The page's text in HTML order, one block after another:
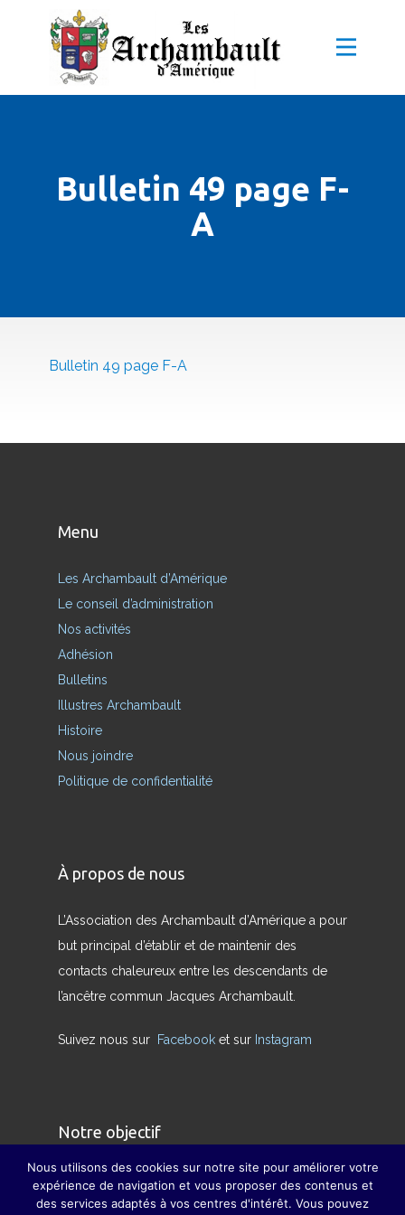
Bulletin 49 page F-
A
Bulletin 49 page F-A
Menu
Les Archambault d’Amérique
Le conseil d’administration
Nos activités
Adhésion
Bulletins
Illustres Archambault
Histoire
Nous joindre
Politique de confidentialité
À propos de nous
L’Association des Archambault d’Amérique a pour
but principal d’établir et de maintenir des
contacts chaleureux entre les descendants de
l’ancêtre commun Jacques Archambault.
Suivez nous sur Facebook et sur Instagram
Notre objectif
Nous avons pour but de redonner son sens
véritable à la famille et à pallier, dans la mesure
Nous utilisons des cookies sur notre site pour améliorer votre
expérience de navigation et vous proposer des contenus et
des services adaptés à vos centres d'intérêt. Vous pouvez